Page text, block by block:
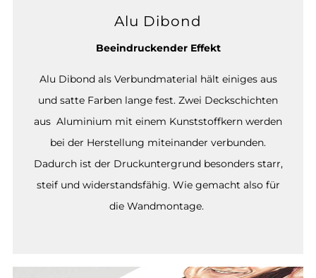
Alu Dibond
Beeindruckender Effekt
Alu Dibond als Verbundmaterial hält einiges aus
und satte Farben lange fest. Zwei Deckschichten
aus Aluminium mit einem Kunststoffkern werden
bei der Herstellung miteinander verbunden.
Dadurch ist der Druckuntergrund besonders starr,
steif und widerstandsfähig. Wie gemacht also für
die Wandmontage.